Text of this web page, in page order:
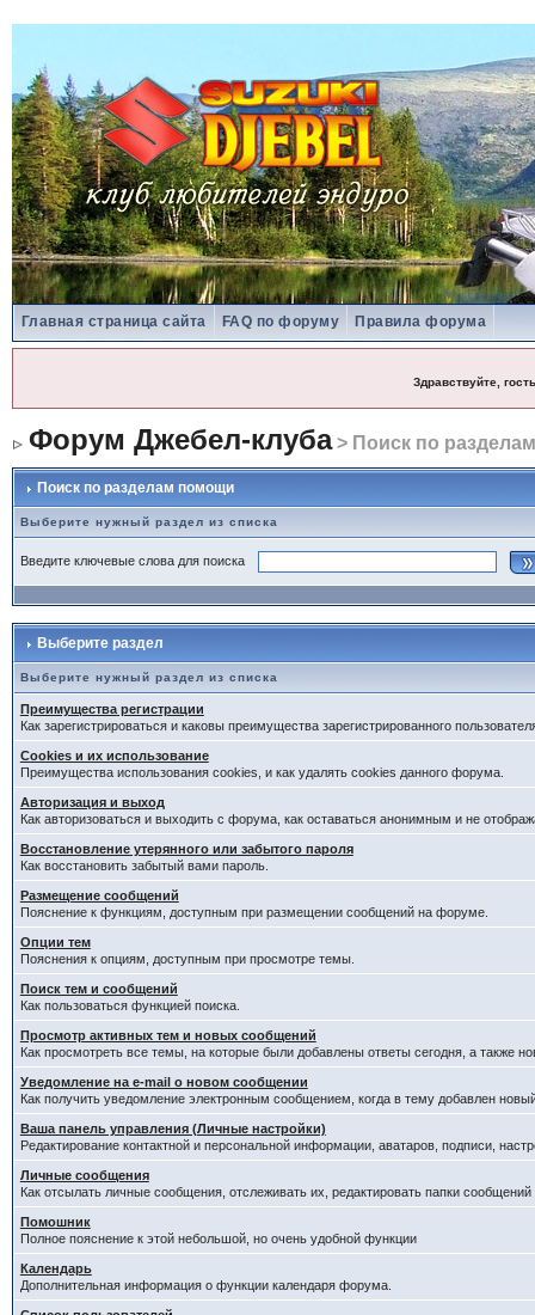
Главная страница сайта FAQ по форуму Правила форума
Здравствуйте, гость
Форум Джебел-клуба> Поиск по
Поиск по разделам помощи
Выберите нужный раздел из списка
Введите ключевые слова для поиска
Выберите раздел
Выберите нужный раздел из списка
Преимущества регистрации
Как зарегистрироваться и каковы преимущества зарегистрированного
Cookies и их использование
Преимущества использования cookies, и как удалять cookies данного форума.
Авторизация и выход
Как авторизоваться и выходить с форума, как оставаться анонимным и не
Восстановление утерянного или забытого пароля
Как восстановить забытый вами пароль.
Размещение сообщений
Пояснение к функциям, доступным при размещении сообщений на форуме.
Опции тем
Пояснения к опциям, доступным при просмотре темы.
Поиск тем и сообщений
Как пользоваться функцией поиска.
Просмотр активных тем и новых сообщений
Как просмотреть все темы, на которые были добавлены ответы сегодня, а также
Уведомление на е-mail о новом сообщении
Как получить уведомление электронным сообщением, когда в тему добавлен
Ваша панель управления (Личные настройки)
Редактирование контактной и персональной информации, аватаров, подписи,
Личные сообщения
Как отсылать личные сообщения, отслеживать их, редактировать папки
Помошник
Полное пояснение к этой небольшой, но очень удобной функции
Календарь
Дополнительная информация о функции календаря форума.